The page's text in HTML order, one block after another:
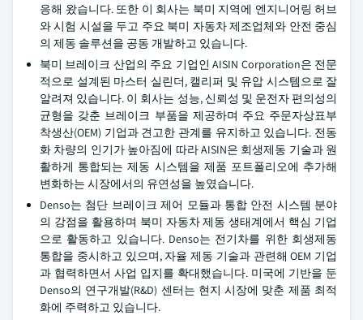
응해 왔습니다. 또한 이 회사는 북미 지역에 엔지니어링 허브
와 시험 시설을 두고 주요 북미 자동차 제조업체와 안전 중심
의 제동 솔루션을 공동 개발하고 있습니다.
북미 브레이크 산업의 주요 기업인 AISIN Corporation은 전문
적으로 설계된 마스터 실린더, 캘리퍼 및 유압 시스템으로 잘
알려져 있습니다. 이 회사는 성능, 신뢰성 및 운전자 편의성의
균형을 갖춘 브레이크 부품을 제공하며 주요 주문자상표부
착생산(OEM) 기업과 견고한 관계를 유지하고 있습니다. 전동
화 차량의 인기가 높아짐에 따라 AISIN은 회생제동 기술과 원
활하게 통합되는 제동 시스템을 제품 포트폴리오에 추가해
변화하는 시장에서의 유연성을 높였습니다.
Denso는 첨단 브레이크 제어 모듈과 통합 안전 시스템 분야
의 강점을 활용하며 북미 자동차 제동 생태계에서 핵심 기업
으로 활동하고 있습니다. Denso는 전기차를 위한 회생제동
통합을 중시하고 있으며, 자율 제동 기술과 관련해 OEM 기업
과 협력하면서 사업 입지를 확대했습니다. 미국에 기반을 둔
Denso의 연구개발(R&D) 센터는 현지 시장에 맞춘 제품 최적
화에 주력하고 있습니다.